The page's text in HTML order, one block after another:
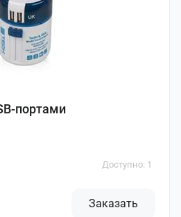
портами
Доступно: 1
Заказать